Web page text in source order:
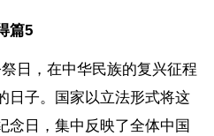
篇5
日，在中华民族的复兴征程
日子。国家以立法形式将这
念日，集中反映了全体中国